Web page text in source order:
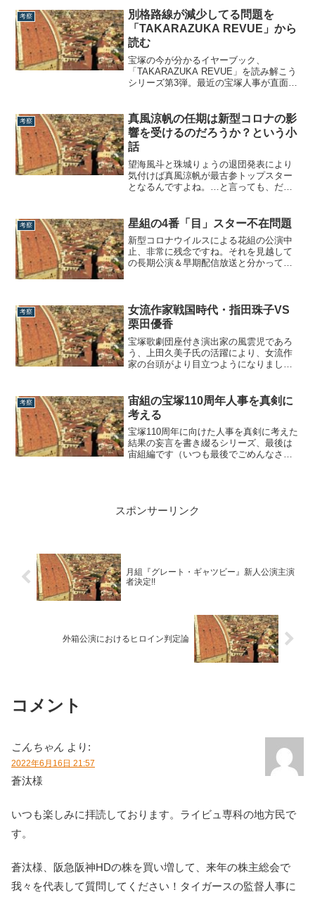
周年頃からずっと注目されて続けてきま
したし、先日発売された『TAKARAZUKA
REVUE 2019』での扱い...
考察
別格路線が減少してる問題を
「TAKARAZUKA REVUE」から
読む
宝塚の今が分かるイヤーブック、
「TAKARAZUKA REVUE」を読み解こう
シリーズ第3弾。最近の宝塚人事が直面し
路線の男役が減少している？というこ
と。「TAKARAZUKA REVUE」を読んで
改めて実感したので本日は別格路...
考察
真風涼帆の任期は新型コロナの影
響を受けるのだろうか？という小
話
望海風斗と珠城りょうの退団発表により
気付けば真風涼帆が最古参トップスター
となるんですよね。…と言っても、だい
「退団時期がいつなのか」。雪組と月組
の新体制を読むにあたり、宙組の今後に
ついても考える必要があるわけですが、
本日は真風涼...
考察 星組の4番「目」スター不在問題
新型コロナウイルスによる花組の公演中
止、非常に残念ですね。それを見越して
の長期公演＆早期配信放送と分かってい
で当ブログは通常モードで更新して参り
ます。さて、先日の星組公演『眩耀の谷
／Ray』 ...
考察
女流作家戦国時代・指田珠子VS
栗田優香
宝塚歌劇団座付き演出家の風雲児であろ
う、上田久美子氏の活躍により、女流作
家の台頭がより目立つようになりまし
かせたのが、指田珠子と栗田優香の両
名。何でもかんでもVSにしたがるのは私
の悪いクセですが、笑それぞれ2作目の公
演を迎え、当...
考察
宙組の宝塚110周年人事を真剣に
考える
宝塚110周年に向けた人事を真剣に考えた
結果の妄言を書き綴るシリーズ、最後は
宙組編です（いつも最後でごめんなさ
た桜木みなとがこのまま正2番手に昇格す
スポンサーリンク
月組『グレート・ギャツビー』新人公演主演
者決定!!
外箱公演におけるヒロイン判定論
コメント
こんちゃん より:
2022年6月16日 21:57
蒼汰様
いつも楽しみに拝読しております。ライビュ専科の地方民で
す。
蒼汰様、阪急阪神HDの株を買い増して、来年の株主総会で
我々を代表して質問してください！タイガースの監督人事に